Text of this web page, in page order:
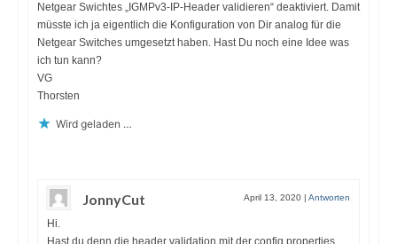
Netgear Swichtes „IGMPv3-IP-Header validieren“ deaktiviert. Damit
müsste ich ja eigentlich die Konfiguration von Dir analog für die
Netgear Switches umgesetzt haben. Hast Du noch eine Idee was
ich tun kann?
VG
Thorsten
Wird geladen …
JonnyCut April 13, 2020 Antworten
Hi.